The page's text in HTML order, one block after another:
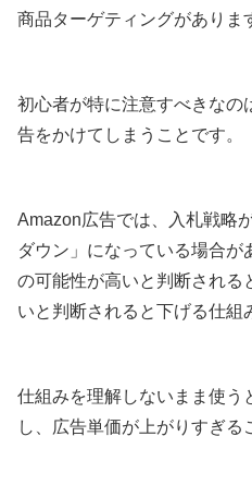
商品ターゲティングがありま
初心者が特に注意すべきなの
告をかけてしまうことです。
Amazon広告では、入札戦略
ダウン」になっている場合
の可能性が高いと判断される
いと判断されると下げる仕組
仕組みを理解しないまま使う
し、広告単価が上がりすぎる